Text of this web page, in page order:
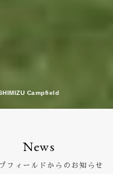
Campfield
News
フィールドからのお知らせ